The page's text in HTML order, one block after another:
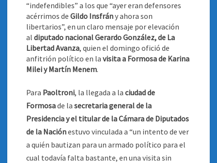
“indefendibles” a los que “ayer eran defensores
acérrimos de Gildo Insfrány ahora son
libertarios”, en un claro mensaje por elevación
al diputado nacional Gerardo González, de La
Libertad Avanza, quien el domingo ofició de
anfitrión político en la visita a Formosa de Karina
Milei y Martín Menem.
Para Paoltroni, la llegada a la ciudad de
Formosade la secretaria general de la
Presidencia y el titular de la Cámara de Diputados
de la Naciónestuvo vinculada a “un intento de ver
a quién bautizan para un armado político para el
cual todavía falta bastante, en una visita sin